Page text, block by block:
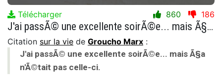
Télécharger 860 186
J'ai passÃ© une excellente soirÃ©e... mais Ã§a n'Ã©tait pas celle-ci.
Citation sur la vie de Groucho Marx :
J'ai passÃ© une excellente soirÃ©e... mais Ã§a
n'Ã©tait pas celle-ci.